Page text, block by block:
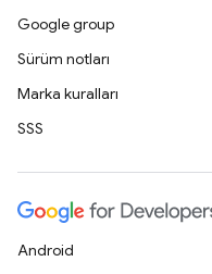
Google group
Sürüm notları
Marka kuralları
SSS
Android